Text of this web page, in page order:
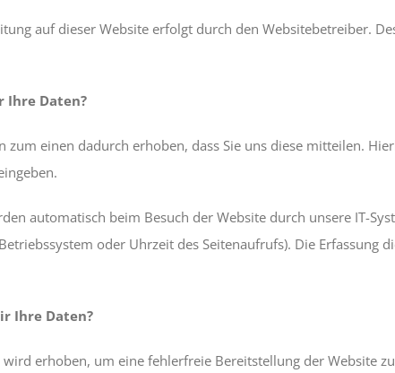
auf dieser Website erfolgt durch den Websitebetreiber.
Ihre Daten?
zum einen dadurch erhoben, dass Sie uns diese mitteilen.
automatisch beim Besuch der Website durch unsere IT-
oder Uhrzeit des Seitenaufrufs). Die Erfassung
Ihre Daten?
wird erhoben, um eine fehlerfreie Bereitstellung der Website